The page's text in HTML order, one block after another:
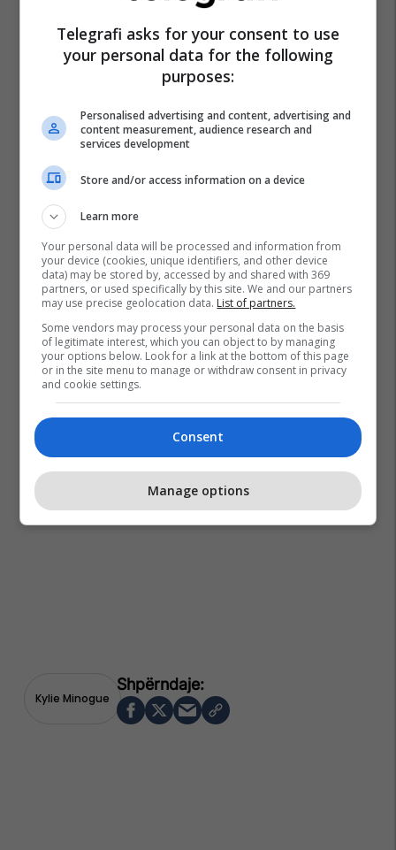
Kylie Minogue
Telegrafi asks for your consent to use
your personal data for the following
purposes:
Personalised advertising and content, advertising and
content measurement, audience research and
services development
Store and/or access information on a device
Learn more
Your personal data will be processed and information from
your device (cookies, unique identifiers, and other device
data) may be stored by, accessed by and shared with 369
partners, or used specifically by this site. We and our partners
may use precise geolocation data. List of partners.
Some vendors may process your personal data on the basis
of legitimate interest, which you can object to by managing
your options below. Look for a link at the bottom of this page
or in the site menu to manage or withdraw consent in privacy
and cookie settings.
Consent
Manage options